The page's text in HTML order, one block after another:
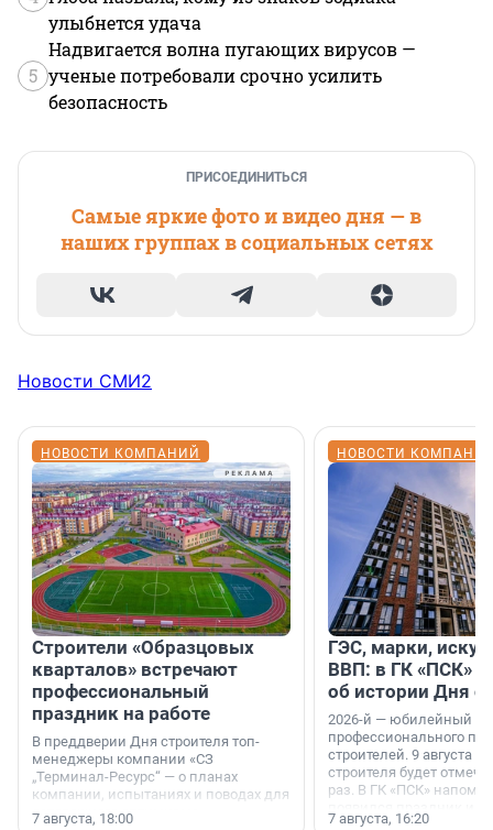
улыбнется удача
5
Надвигается волна пугающих вирусов —
ученые потребовали срочно усилить
безопасность
ПРИСОЕДИНИТЬСЯ
Самые яркие фото и видео дня — в
наших группах в социальных сетях
Новости СМИ2
НОВОСТИ КОМПАНИЙ
Строители «Образцовых
кварталов» встречают
профессиональный
праздник на работе
В преддверии Дня строителя топ-
менеджеры компании «СЗ
„Терминал-Ресурс“ — о планах
компании, испытаниях и поводах для
осторожного оптимизма.
7 августа, 18:00
НОВОСТИ
ГЭС, марки,
ВВП: в ГК «ПСК»
об истории Дня
2026-й — юбилейный
профессионального
строителей. 9 августа
строителя будет
раз. В ГК «ПСК»
поменялась роль
7 августа, 16:20